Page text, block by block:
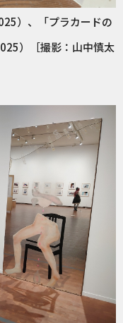
）、「プラカードの
）［撮影：山中慎太